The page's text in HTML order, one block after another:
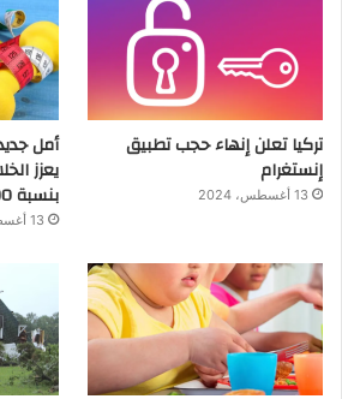
تركيا تعلن إنهاء حجب تطبيق
إنستغرام
13 أغسطس، 2024
أمل
يعزز
بنسبة 700%
13 أغسطس، 2024